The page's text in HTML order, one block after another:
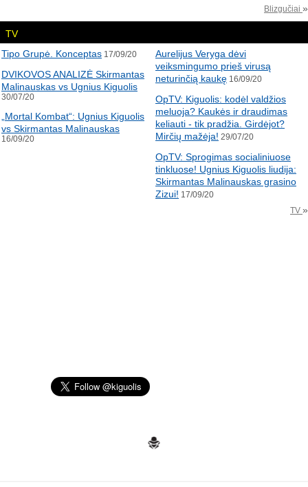
Blizgučiai »
TV
Tipo Grupė. Konceptas 17/09/20
Aurelijus Veryga dėvi
veiksmingumo prieš virusą
neturinčią kaukę 16/09/20
DVIKOVOS ANALIZĖ Skirmantas
Malinauskas vs Ugnius Kiguolis
30/07/20
OpTV: Kiguolis: kodėl valdžios
meluoja? Kaukės ir draudimas
keliauti - tik pradžia. Girdėjot?
Mirčių mažėja! 29/07/20
„Mortal Kombat“: Ugnius Kiguolis
vs Skirmantas Malinauskas
16/09/20
OpTV: Sprogimas socialiniuose
tinkluose! Ugnius Kiguolis liudija:
Skirmantas Malinauskas grasino
Zizui! 17/09/20
TV »